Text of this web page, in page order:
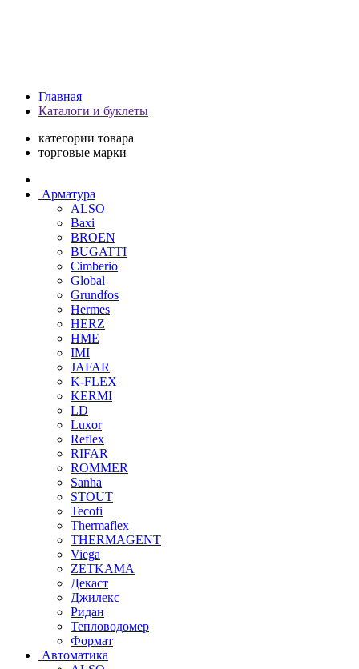
Главная
Каталоги и буклеты
категории товара
торговые марки
Арматура
ALSO
Baxi
BROEN
BUGATTI
Cimberio
Global
Grundfos
Hermes
HERZ
HME
IMI
JAFAR
K-FLEX
KERMI
LD
Luxor
Reflex
RIFAR
ROMMER
Sanha
STOUT
Tecofi
Thermaflex
THERMAGENT
Viega
ZETKAMA
Декаст
Джилекс
Ридан
Тепловодомер
Формат
Автоматика